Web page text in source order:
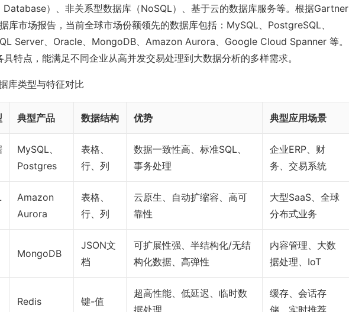
Database）、非关系型数据库（NoSQL）、基于云的数据库服务等。根据Gartner
库市场报告，当前全球市场份额领先的数据库包括：MySQL、PostgreSQL、
Server、Oracle、MongoDB、Amazon Aurora、Google Cloud Spanner 等。
具特点，能满足不同企业从高并发交易处理到大数据分析的多样需求。
库类型与特征对比
典型产品 数据结构 优势 典型应用场景
MySQL、
Postgres
表格、
行、列
数据一致性高、标准SQL、
事务处理
企业ERP、财
务、交易系统
Amazon
Aurora
表格、
行、列
云原生、自动扩缩容、高可
靠性
大型SaaS、全球
分布式业务
MongoDB
JSON文
档
可扩展性强、半结构化/无结
构化数据、高弹性
内容管理、大数
据处理、IoT
Redis 键-值
超高性能、低延迟、临时数
缓存、会话存